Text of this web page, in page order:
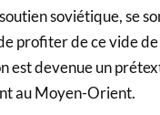
soviétique, se
profiter de ce vide
est devenue un
au Moyen-Orient.